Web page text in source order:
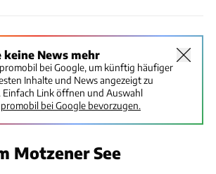
keine News mehr
bei Google, um künftig häufiger
Inhalte und News angezeigt zu
Einfach Link öffnen und Auswahl
promobil bei Google bevorzugen.
Motzener See